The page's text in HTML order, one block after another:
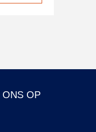
ONS OP